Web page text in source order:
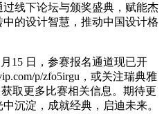
线下论坛与颁奖盛典，赋能杰
的设计智慧，推动中国设计格
15 日，参赛报名通道现已开
p/zfo5irgu，或关注瑞典雅
取更多比赛相关信息。期待更
沉淀，成就经典，启迪未来。